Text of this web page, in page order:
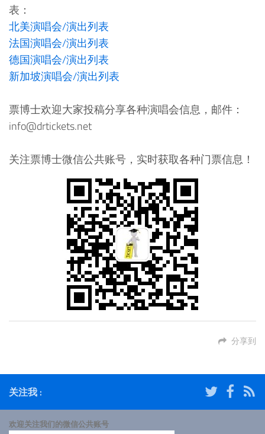
表：
北美演唱会/演出列表
法国演唱会/演出列表
德国演唱会/演出列表
新加坡演唱会/演出列表
票博士欢迎大家投稿分享各种演唱会信息，邮件：
info@drtickets.net
关注票博士微信公共账号，实时获取各种门票信息！
分享到
关注我 :
欢迎关注我们的微信公共账号